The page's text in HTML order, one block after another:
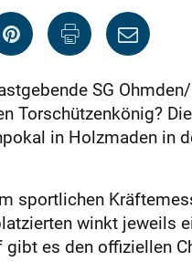
SG
Torschützenkönig?
in Holzmaden in
sportlichen
winkt jeweils
es den offiziellen